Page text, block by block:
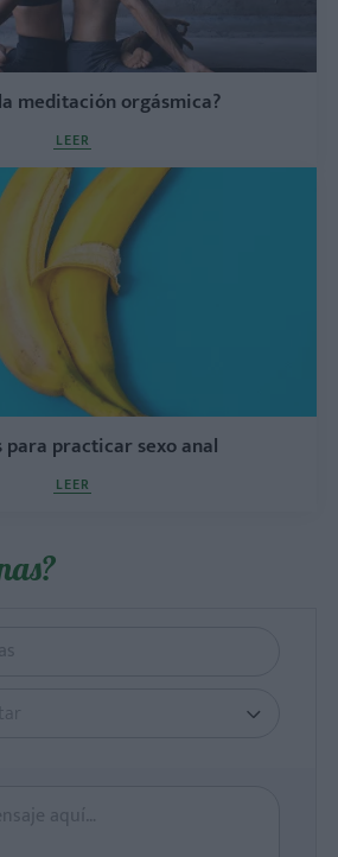
meditación orgásmica?
LEER
para practicar sexo anal
LEER